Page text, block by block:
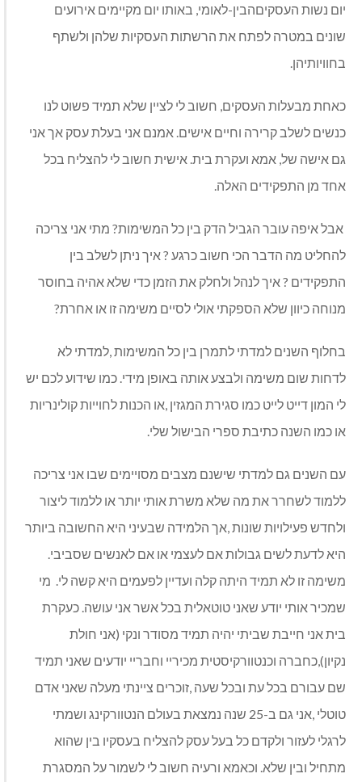
יום נשות העסקיםהבין-לאומי, באותו יום מקיימים אירועים
שונים במטרה לפתח את הרשתות העסקיות שלהן ולשתף
בחוויותיהן.
כאחת מבעלות העסקים, חשוב לי לציין שלא תמיד פשוט לנו
כנשים לשלב קרירה וחיים אישים. אמנם אני בעלת עסק אך אני
גם אישה של, אמא ועקרת בית. אישית חשוב לי להצליח בכל
אחד מן התפקידים האלה.
אבל איפה עובר הגביל הדק בין כל המשימות? מתי אני צריכה
להחליט מה הדבר הכי חשוב כרגע ? איך ניתן לשלב בין
התפקידים ? איך לנהל ולחלק את הזמן כדי שלא אהיה בחוסר
מנוחה כיוון שלא הספקתי אולי לסיים משימה זו או אחרת?
בחלוף השנים למדתי לתמרן בין כל המשימות ,למדתי לא
לדחות שום משימה ולבצע אותה באופן מידי. כמו שידוע לכם יש
לי המון דייט לייט כמו סגירת המגזין ,או הכנות לחוייות קולינריות
או כמו השנה כתיבת ספרי הבישול שלי.
עם השנים גם למדתי שישנם מצבים מסויימים שבו אני צריכה
ללמוד לשחרר את מה שלא משרת אותי יותר או ללמוד ליצור
ולחדש פעילויות שונות ,אך הלמידה שבעיני היא החשובה ביותר
היא לדעת לשים גבולות אם לעצמי או אם לאנשים שסביבי.
משימה זו לא תמיד היתה קלה ועדיין לפעמים היא קשה לי. מי
שמכיר אותי יודע שאני טוטאלית בכל אשר אני עושה. כעקרת
בית אני חייבת שביתי יהיה תמיד מסודר ונקי (אני חולת
נקיון),כחברה וכנטוורקיסטית מכיריי וחבריי יודעים שאני תמיד
שם עבורם בכל עת ובכל שעה ,זוכרים ציינתי מעלה שאני אדם
טוטלי ,אני גם ב-25 שנה נמצאת בעולם הנטוורקינג ושמתי
לרגלי לעזור ולקדם כל בעל עסק להצליח בעסקיו בין שהוא
מתחיל ובין שלא. וכאמא ורעיה חשוב לי לשמור על המסגרת